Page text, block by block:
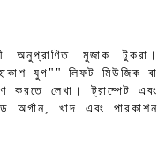
অনুপ্রাণিত মুজাক টুকরা।
যুগ"" লিফট মিউজিক বা
করতে লেখা। ট্রাম্পেট এবং
অর্গান, খাদ এবং পারকাশন